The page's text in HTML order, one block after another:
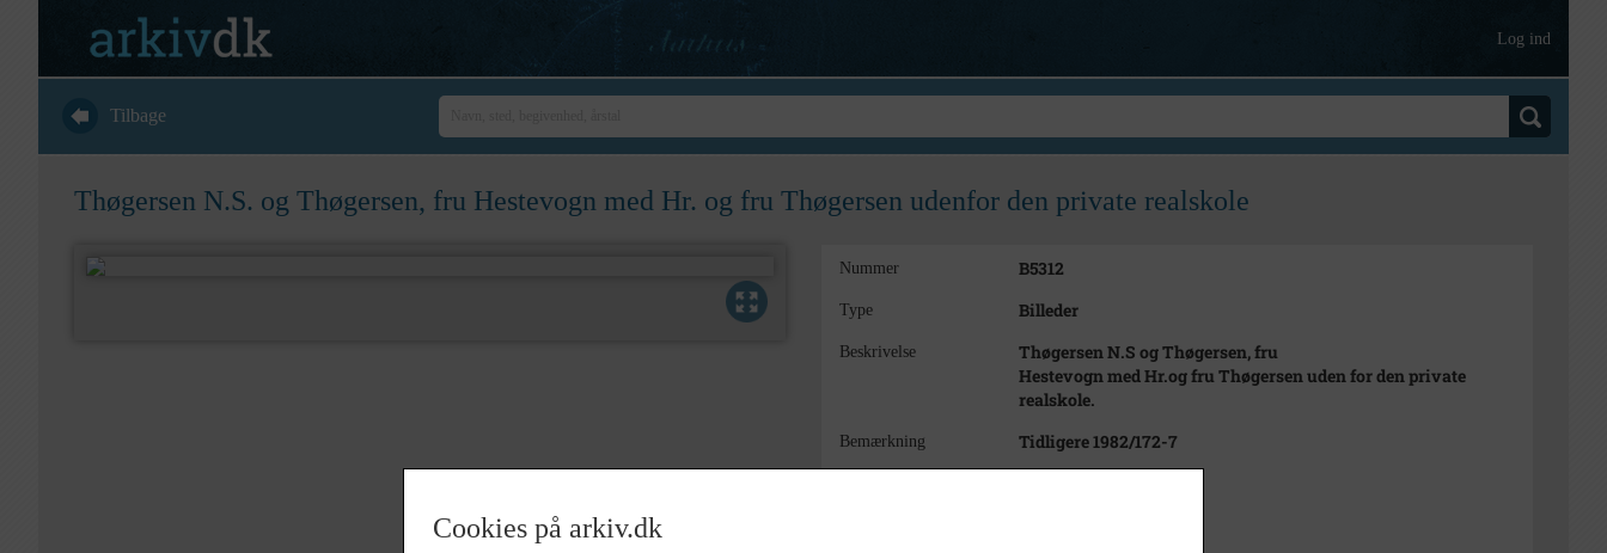
Log ind
Tilbage
Thøgersen N.S. og Thøgersen, fru Hestevogn med Hr. og fru Thøgersen udenfor den private realskole
Nummer B5312
Type Billeder
Beskrivelse
Thøgersen N.S og Thøgersen, fru
Hestevogn med Hr.og fru Thøgersen uden for den private
realskole.
Bemærkning Tidligere 1982/172-7
Cookies på arkiv.dk